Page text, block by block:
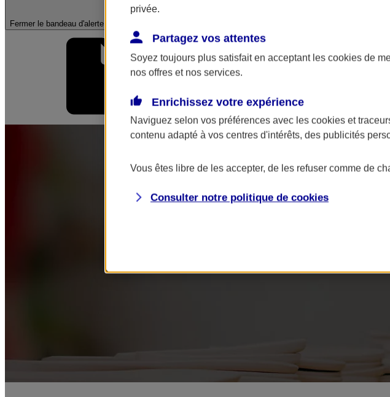
Fermer le bandeau d'alerte
Mes démarches
privée.
Partagez vos attentes
Soyez toujours plus satisfait en acceptant les cookies de
nos offres et nos services.
Enrichissez votre expérience
Naviguez selon vos préférences avec les cookies et
contenu adapté à vos centres d'intérêts, des publicités
Vous êtes libre de les accepter, de les refuser comme de
Consulter notre politique de cookies